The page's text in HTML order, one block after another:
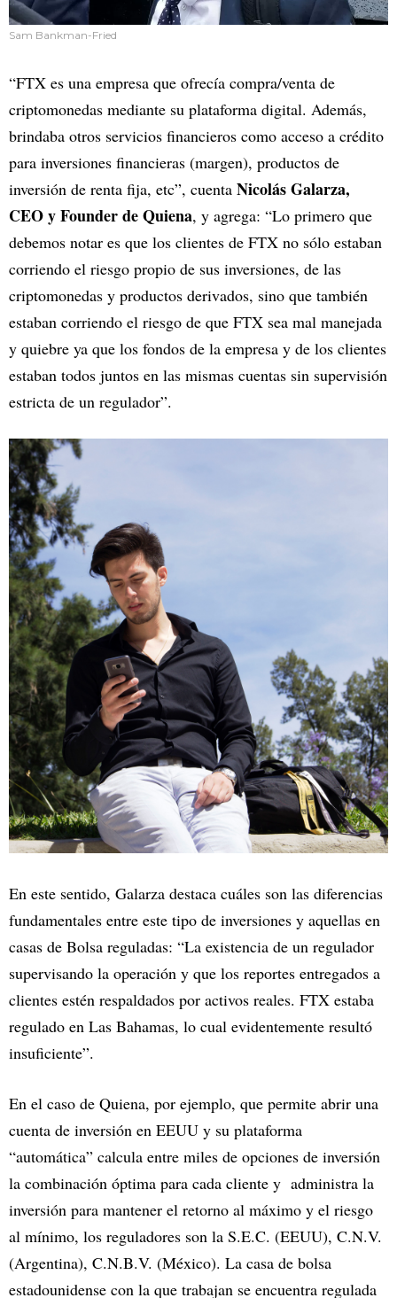
Sam Bankman-Fried
“FTX es una empresa que ofrecía compra/venta de
criptomonedas mediante su plataforma digital. Además,
brindaba otros servicios financieros como acceso a crédito
para inversiones financieras (margen), productos de
inversión de renta fija, etc”, cuenta Nicolás Galarza,
CEO y Founder de Quiena, y agrega: “Lo primero que
debemos notar es que los clientes de FTX no sólo estaban
corriendo el riesgo propio de sus inversiones, de las
criptomonedas y productos derivados, sino que también
estaban corriendo el riesgo de que FTX sea mal manejada
y quiebre ya que los fondos de la empresa y de los clientes
estaban todos juntos en las mismas cuentas sin supervisión
estricta de un regulador”.
En este sentido, Galarza destaca cuáles son las diferencias
fundamentales entre este tipo de inversiones y aquellas en
casas de Bolsa reguladas: “La existencia de un regulador
supervisando la operación y que los reportes entregados a
clientes estén respaldados por activos reales. FTX estaba
regulado en Las Bahamas, lo cual evidentemente resultó
insuficiente”.
En el caso de Quiena, por ejemplo, que permite abrir una
cuenta de inversión en EEUU y su plataforma
“automática” calcula entre miles de opciones de inversión
la combinación óptima para cada cliente y administra la
inversión para mantener el retorno al máximo y el riesgo
al mínimo, los reguladores son la S.E.C. (EEUU), C.N.V.
(Argentina), C.N.B.V. (México). La casa de bolsa
estadounidense con la que trabajan se encuentra regulada